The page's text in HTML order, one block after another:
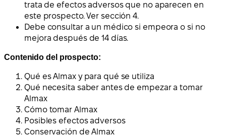
trata de efectos adversos que no aparecen en
este prospecto. Ver sección 4.
Debe consultar a un médico si empeora o si no
mejora después de 14 días.
Contenido del prospecto:
Qué es Almax y para qué se utiliza
Qué necesita saber antes de empezar a tomar
Almax
Cómo tomar Almax
Posibles efectos adversos
Conservación de Almax